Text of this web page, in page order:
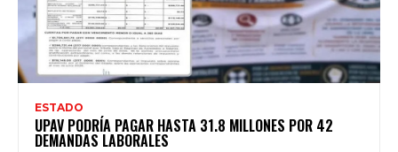
ESTADO
UPAV PODRÍA PAGAR HASTA 31.8 MILLONES POR 42
DEMANDAS LABORALES